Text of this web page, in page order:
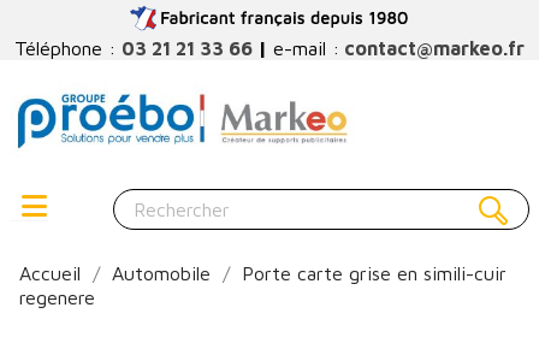
Téléphone : 03 21 21 33 66 | e-mail : contact@markeo.fr
Accueil Automobile
Porte carte grise en simili-cuir
regenere